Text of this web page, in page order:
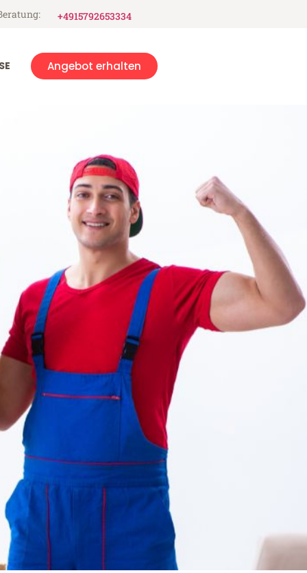
+4915792653334
Angebot erhalten